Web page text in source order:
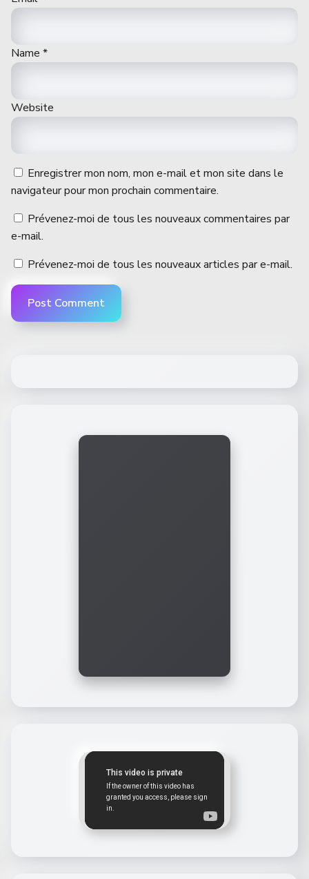
Name *
Website
Enregistrer mon nom, mon e-mail et mon site dans le
navigateur pour mon prochain commentaire.
Prévenez-moi de tous les nouveaux commentaires par
e-mail.
Prévenez-moi de tous les nouveaux articles par e-mail.